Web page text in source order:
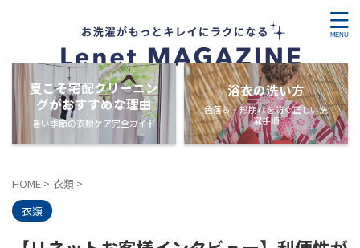
夏こそ宅配クリーニン
グがおすすめな理由
暑い季節の衣類ケア完全ガイド
浴衣の洗い方
色落ち・形崩れを防ぐ正しい洗
濯手順
HOME > 衣類 >
衣類